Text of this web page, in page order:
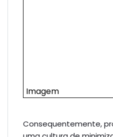
Imagem
Consequentemente,